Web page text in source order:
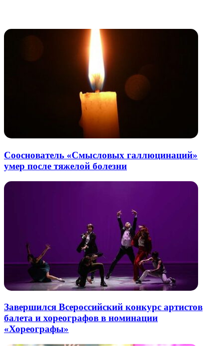
Сооснователь «Смысловых галлюцинаций»
умер после тяжелой болезни
Завершился Всероссийский конкурс артистов
балета и хореографов в номинации
«Хореографы»